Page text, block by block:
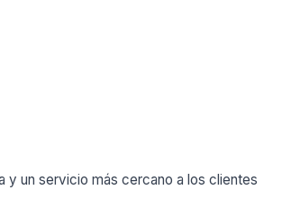
y un servicio más cercano a los clientes